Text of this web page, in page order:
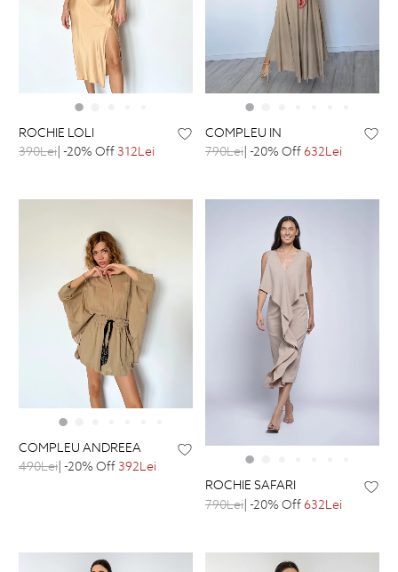
ROCHIE LOLI
390Lei| -20% Off312Lei
COMPLEU IN
790Lei| -20% Off632Lei
COMPLEU ANDREEA
490Lei| -20% Off392Lei
ROCHIE SAFARI
790Lei| -20% Off632Lei